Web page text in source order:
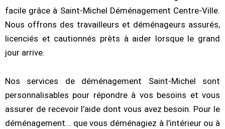
facile grâce à Saint-Michel Déménagement Centre-Ville.
Nous offrons des travailleurs et déménageurs assurés,
licenciés et cautionnés prêts à aider lorsque le grand
jour arrive.
Nos services de déménagement Saint-Michel sont
personnalisables pour répondre à vos besoins et vous
assurer de recevoir l’aide dont vous avez besoin. Pour le
déménagement… que vous déménagiez à l’intérieur ou à